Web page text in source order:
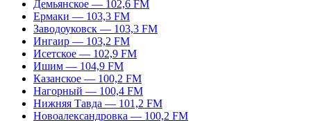
Демьянское — 102,6 FM
Ермаки — 103,3 FM
Заводоуковск — 103,3 FM
Ингаир — 103,2 FM
Исетское — 102,9 FM
Ишим — 104,9 FM
Казанское — 100,2 FM
Нагорный — 100,4 FM
Нижняя Тавда — 101,2 FM
Новоалександровка — 100,2 FM